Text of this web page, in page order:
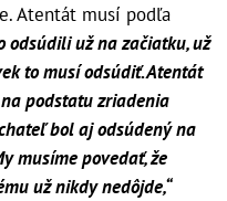
Atentát musí podľa
odsúdili už na začiatku, už
to musí odsúdiť. Atentát
podstatu zriadenia
bol aj odsúdený na
musíme povedať, že
už nikdy nedôjde,“